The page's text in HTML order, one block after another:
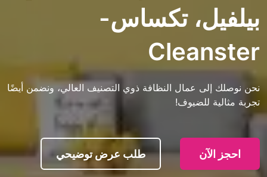
تكساس-
عمال النظافة ذوي التصنيف العالي، ونضمن أيضًا
للضيوف!
طلب عرض توضيحي